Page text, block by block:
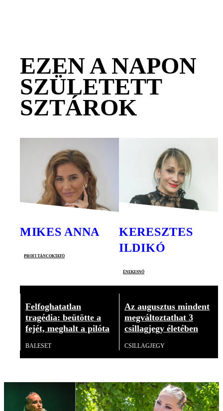
EZEN A NAPON
SZÜLETETT
SZTÁROK
MIKES ANNA
profi táncoktató
KERESZTES
ILDIKÓ
énekesnő
Felfoghatatlan
tragédia: beütötte a
fejét, meghalt a pilóta
BALESET
Az augusztus mindent
megváltoztathat 3
csillagjegy életében
CSILLAGJEGY